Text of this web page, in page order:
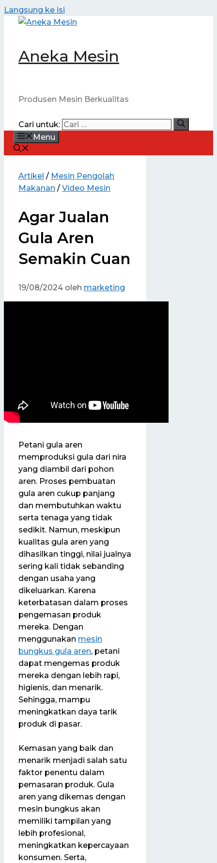
Langsung ke isi
Aneka Mesin
Produsen Mesin Berkualitas
Cari untuk:
Menu
Artikel / Mesin Pengolah
Makanan / Video Mesin
Agar Jualan
Gula Aren
Semakin Cuan
19/08/2024 oleh marketing
Petani gula aren
memproduksi gula dari nira
yang diambil dari pohon
aren. Proses pembuatan
gula aren cukup panjang
dan membutuhkan waktu
serta tenaga yang tidak
sedikit. Namun, meskipun
kualitas gula aren yang
dihasilkan tinggi, nilai jualnya
sering kali tidak sebanding
dengan usaha yang
dikeluarkan. Karena
keterbatasan dalam proses
pengemasan produk
mereka. Dengan
menggunakan mesin
bungkus gula aren, petani
dapat mengemas produk
mereka dengan lebih rapi,
higienis, dan menarik.
Sehingga, mampu
meningkatkan daya tarik
produk di pasar.
Kemasan yang baik dan
menarik menjadi salah satu
faktor penentu dalam
pemasaran produk. Gula
aren yang dikemas dengan
mesin bungkus akan
memiliki tampilan yang
lebih profesional,
meningkatkan kepercayaan
konsumen. Serta,